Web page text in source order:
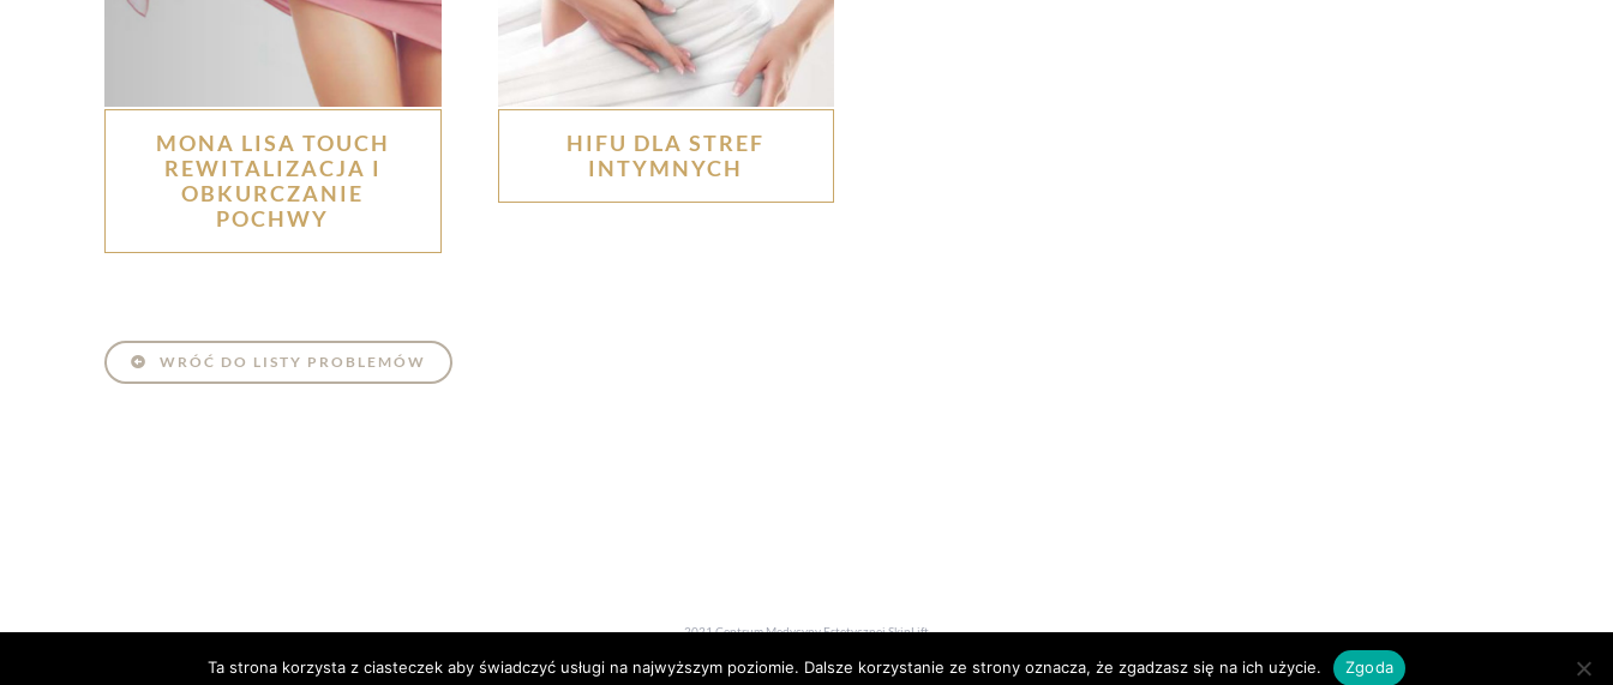
MONA LISA TOUCH
REWITALIZACJA I
OBKURCZANIE
POCHWY
HIFU DLA STREF
INTYMNYCH
WRÓĆ DO LISTY PROBLEMÓW
2021 Centrum Medycyny Estetycznej SkinLift
Ta strona korzysta z ciasteczek aby świadczyć usługi na najwyższym poziomie. Dalsze korzystanie ze strony oznacza, że zgadzasz się na ich użycie. Zgoda